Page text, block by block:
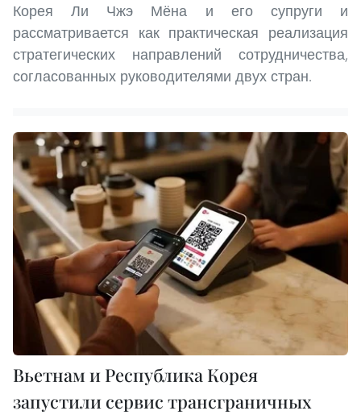
Корея Ли Чжэ Мёна и его супруги и
рассматривается как практическая реализация
стратегических направлений сотрудничества,
согласованных руководителями двух стран.
Вьетнам и Республика Корея
запустили сервис трансграничных